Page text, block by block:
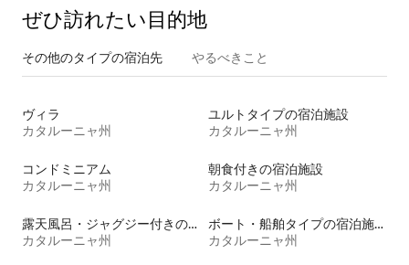
ぜひ訪⁠れ⁠た⁠い目⁠的⁠地
その他のタ⁠イ⁠プ⁠の宿⁠泊⁠先 やるべきこと
ヴィラ
カタルーニャ州
ユルトタイプの宿泊施設
カタルーニャ州
コンドミニアム
カタルーニャ州
朝食付きの宿泊施設
カタルーニャ州
露天風呂・ジャグジー付きの宿泊施設
カタルーニャ州
ボート・船舶タイプの宿泊施設
カタルーニャ州